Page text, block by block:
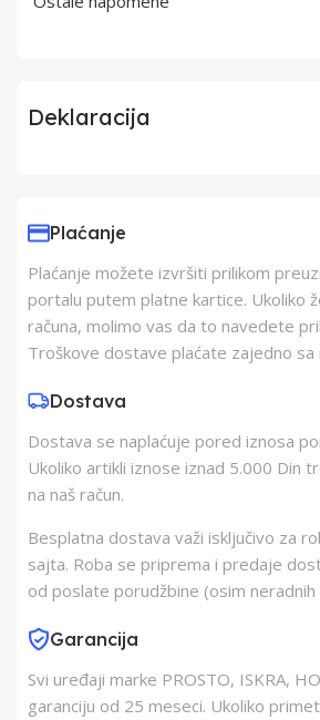
Deklaracija
Proizvođač
Zemlja Uvoza
Plaćanje
Plaćanje možete izvršiti prilikom
portalu putem platne kartice. Ukoliko
računa, molimo vas da to navedete
Troškove dostave plaćate zajedno sa
Dostava
Dostava se naplaćuje pored iznosa
Ukoliko artikli iznose iznad 5.000 Din
na naš račun.
Besplatna dostava važi isključivo za
sajta. Roba se priprema i predaje
od poslate porudžbine (osim neradnih
Garancija
Svi uređaji marke PROSTO, ISKRA,
garanciju od 25 meseci. Ukoliko